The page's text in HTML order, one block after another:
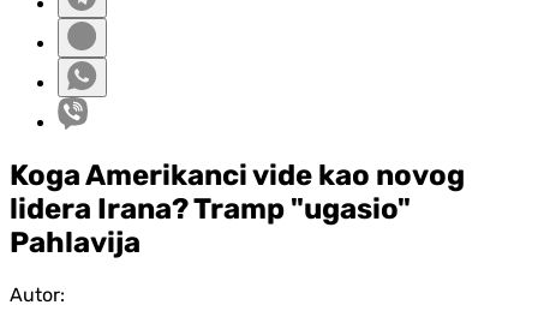
Koga Amerikanci vide kao novog
lidera Irana? Tramp "ugasio"
Pahlavija
Autor: